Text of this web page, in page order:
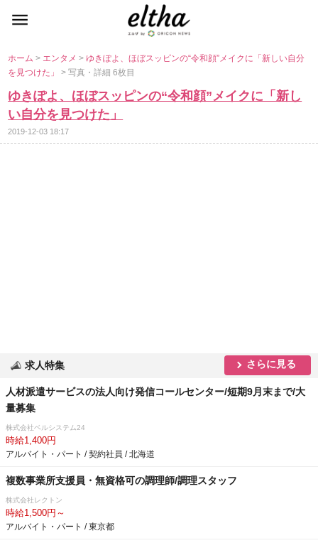
ホーム> エンタメ>ゆきぽよ、ほぼスッピンの“令和顔”メイクに「新しい自分
を見つけた」> 写真・詳細 6枚目
ゆきぽよ、ほぼスッピンの“令和顔”メイクに「新し
い自分を見つけた」
2019-12-03 18:17
求人特集 さらに見る
人材派遣サービスの法人向け発信コールセンター/短期9月末まで/大
量募集
株式会社ベルシステム24
時給1,400円
アルバイト・パート / 契約社員 / 北海道
複数事業所支援員・無資格可の調理師/調理スタッフ
株式会社レクトン
時給1,500円～
アルバイト・パート / 東京都